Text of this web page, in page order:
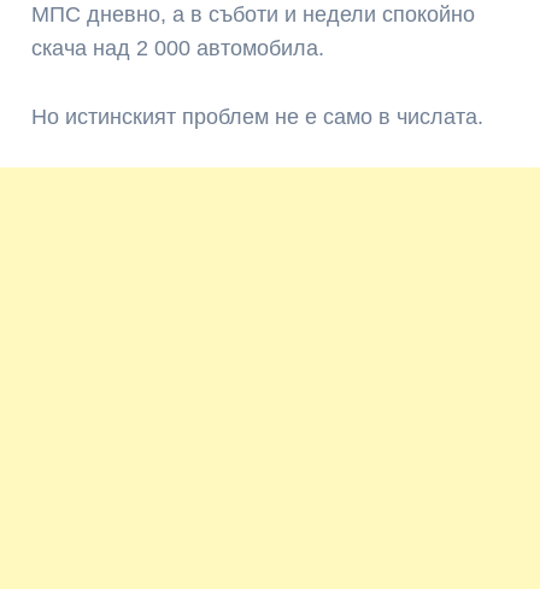
МПС дневно, а в съботи и недели спокойно
скача над 2 000 автомобила.
Но истинският проблем не е само в числата.